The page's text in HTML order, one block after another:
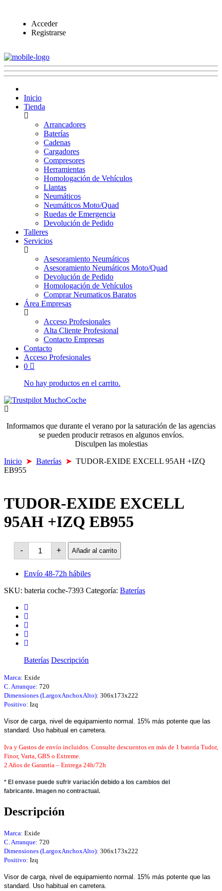
Acceder
Registrarse
Inicio
Tienda
Arrancadores
Baterías
Cadenas
Cargadores
Compresores
Herramientas
Homologación de Vehículos
Llantas
Neumáticos
Neumáticos Moto/Quad
Ruedas de Emergencia
Devolución de Pedido
Talleres
Servicios
Asesoramiento Neumáticos
Asesoramiento Neumáticos Moto/Quad
Devolución de Pedido
Homologación de Vehículos
Comprar Neumaticos Baratos
Área Empresas
Acceso Profesionales
Alta Cliente Profesional
Contacto Empresas
Contacto
Acceso Profesionales
0
No hay productos en el carrito.
Informamos que durante el verano por la saturación de las agencias
se pueden producir retrasos en algunos envíos.
Disculpen las molestias
Inicio ➤ Baterías ➤ TUDOR-EXIDE EXCELL 95AH +IZQ
EB955
TUDOR-EXIDE EXCELL
95AH +IZQ EB955
-
TUDOR-
EXIDE
EXCELL
95AH
+IZQ
cantidad
+ Añadir al carrito
Envío 48-72h hábiles
SKU: bateria coche-7393 Categoría: Baterías
Baterías Descripción
Marca: Exide
C. Arranque: 720
Dimensiones (LargoxAnchoxAlto): 306x173x222
Positivo: Izq
Visor de carga, nivel de equipamiento normal. 15% más potente que las
standard. Uso habitual en carretera.
Iva y Gastos de envío incluidos. Consulte descuentos en más de 1 batería Tudor,
Finor, Varta, GBS o Extreme.
2 Años de Garantía – Entrega 24h/72h
* El envase puede sufrir variación debido a los cambios del
fabricante. Imagen no contractual.
Descripción
Marca: Exide
C. Arranque: 720
Dimensiones (LargoxAnchoxAlto): 306x173x222
Positivo: Izq
Visor de carga, nivel de equipamiento normal. 15% más potente que las
standard. Uso habitual en carretera.